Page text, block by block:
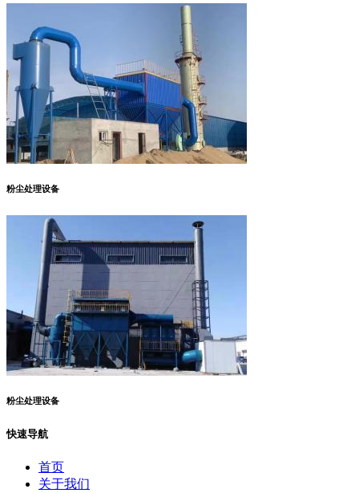
粉尘处理设备
粉尘处理设备
快速导航
首页
关于我们